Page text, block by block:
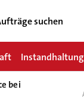
suchen
Instandhaltung
bei